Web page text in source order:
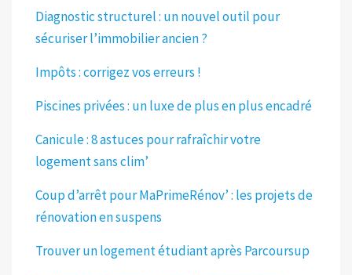
Diagnostic structurel : un nouvel outil pour
sécuriser l’immobilier ancien ?
Impôts : corrigez vos erreurs !
Piscines privées : un luxe de plus en plus encadré
Canicule : 8 astuces pour rafraîchir votre
logement sans clim’
Coup d’arrêt pour MaPrimeRénov’ : les projets de
rénovation en suspens
Trouver un logement étudiant après Parcoursup